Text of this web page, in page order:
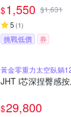
$1,550 $1,631
5 (1)
挑戰低價 券
黃金零重力太空臥躺
JHT i芯深捏臀感
$29,800